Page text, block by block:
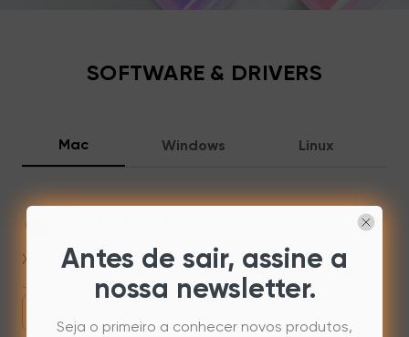
Seu e-mail é usado apenas para o conteúdo solicitado
SOFTWARE & DRIVERS
Mac Windows Linux
XPPenMac_4.0.18_260723
Jul 31,2026 AM 10:11
Antes de sair, assine a
nossa newsletter.
Seja o primeiro a conhecer novos produtos,